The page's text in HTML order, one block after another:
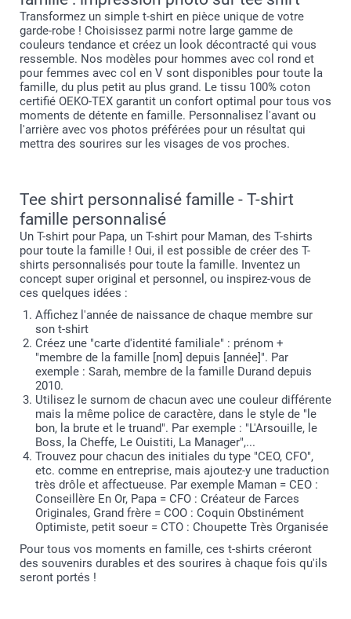
Transformez un simple t-shirt en pièce unique de votre
garde-robe ! Choisissez parmi notre large gamme de
couleurs tendance et créez un look décontracté qui vous
ressemble. Nos modèles pour hommes avec col rond et
pour femmes avec col en V sont disponibles pour toute la
famille, du plus petit au plus grand. Le tissu 100% coton
certifié OEKO-TEX garantit un confort optimal pour tous vos
moments de détente en famille. Personnalisez l'avant ou
l'arrière avec vos photos préférées pour un résultat qui
mettra des sourires sur les visages de vos proches.
Tee shirt personnalisé famille - T-shirt
famille personnalisé
Un T-shirt pour Papa, un T-shirt pour Maman, des T-shirts
pour toute la famille ! Oui, il est possible de créer des T-
shirts personnalisés pour toute la famille. Inventez un
concept super original et personnel, ou inspirez-vous de
ces quelques idées :
Affichez l'année de naissance de chaque membre sur
son t-shirt
Créez une "carte d'identité familiale" : prénom +
"membre de la famille [nom] depuis [année]". Par
exemple : Sarah, membre de la famille Durand depuis
2010.
Utilisez le surnom de chacun avec une couleur différente
mais la même police de caractère, dans le style de "le
bon, la brute et le truand". Par exemple : "L'Arsouille, le
Boss, la Cheffe, Le Ouistiti, La Manager",...
Trouvez pour chacun des initiales du type "CEO, CFO",
etc. comme en entreprise, mais ajoutez-y une traduction
très drôle et affectueuse. Par exemple Maman = CEO :
Conseillère En Or, Papa = CFO : Créateur de Farces
Originales, Grand frère = COO : Coquin Obstinément
Optimiste, petit soeur = CTO : Choupette Très Organisée
Pour tous vos moments en famille, ces t-shirts créeront
des souvenirs durables et des sourires à chaque fois qu'ils
seront portés !